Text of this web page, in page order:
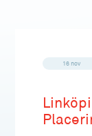
16 nov